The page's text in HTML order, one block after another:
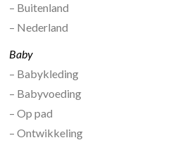
– Buitenland
– Nederland
Baby
– Babykleding
– Babyvoeding
– Op pad
– Ontwikkeling